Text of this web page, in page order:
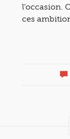
l’occasion.
ces